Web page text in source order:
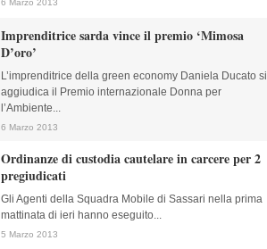
6 Marzo 2013
Imprenditrice sarda vince il premio ‘Mimosa
D’oro’
L’imprenditrice della green economy Daniela Ducato si
aggiudica il Premio internazionale Donna per
l’Ambiente...
6 Marzo 2013
Ordinanze di custodia cautelare in carcere per 2
pregiudicati
Gli Agenti della Squadra Mobile di Sassari nella prima
mattinata di ieri hanno eseguito...
5 Marzo 2013